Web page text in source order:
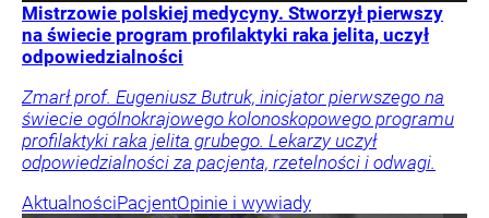
Mistrzowie polskiej medycyny. Stworzył pierwszy
na świecie program profilaktyki raka jelita, uczył
odpowiedzialności
Zmarł prof. Eugeniusz Butruk, inicjator pierwszego na
świecie ogólnokrajowego kolonoskopowego programu
profilaktyki raka jelita grubego. Lekarzy uczył
odpowiedzialności za pacjenta, rzetelności i odwagi.
AktualnościPacjentOpinie i wywiady